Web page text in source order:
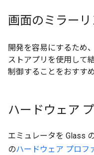
画面のミラー
開発を容易にするため、
ストアプリを使用して
制御することをおすすめ
ハードウェア
エミュレータを Glass
のハードウェア プロフ